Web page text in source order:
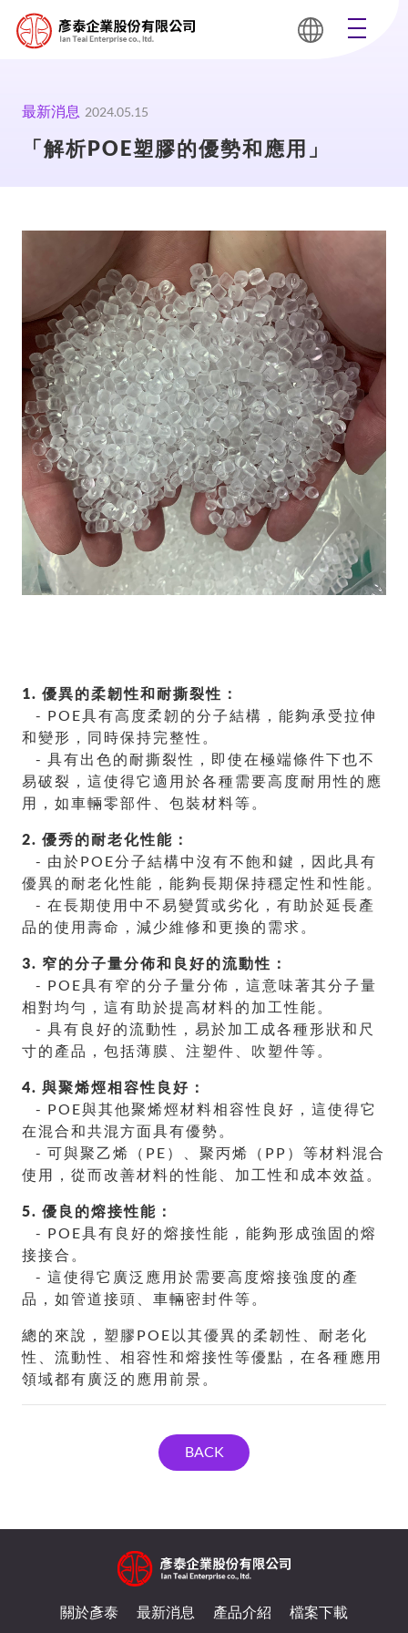
最新消息 2024.05.15
「解析POE塑膠的優勢和應用」
1. 優異的柔韌性和耐撕裂性：
- POE具有高度柔韌的分子結構，能夠承受拉伸
和變形，同時保持完整性。
- 具有出色的耐撕裂性，即使在極端條件下也不
易破裂，這使得它適用於各種需要高度耐用性的應
用，如車輛零部件、包裝材料等。
2. 優秀的耐老化性能：
- 由於POE分子結構中沒有不飽和鍵，因此具有
優異的耐老化性能，能夠長期保持穩定性和性能。
- 在長期使用中不易變質或劣化，有助於延長產
品的使用壽命，減少維修和更換的需求。
3. 窄的分子量分佈和良好的流動性：
- POE具有窄的分子量分佈，這意味著其分子量
相對均勻，這有助於提高材料的加工性能。
- 具有良好的流動性，易於加工成各種形狀和尺
寸的產品，包括薄膜、注塑件、吹塑件等。
4. 與聚烯烴相容性良好：
- POE與其他聚烯烴材料相容性良好，這使得它
在混合和共混方面具有優勢。
- 可與聚乙烯（PE）、聚丙烯（PP）等材料混合
使用，從而改善材料的性能、加工性和成本效益。
5. 優良的熔接性能：
- POE具有良好的熔接性能，能夠形成強固的熔
接接合。
- 這使得它廣泛應用於需要高度熔接強度的產
品，如管道接頭、車輛密封件等。
總的來說，塑膠POE以其優異的柔韌性、耐老化
性、流動性、相容性和熔接性等優點，在各種應用
領域都有廣泛的應用前景。
BACK
關於彥泰 最新消息 產品介紹 檔案下載